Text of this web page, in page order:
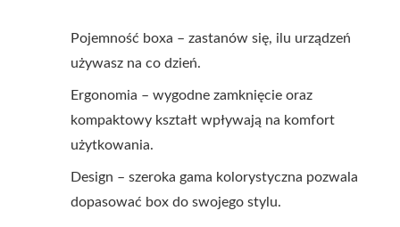
Pojemność boxa – zastanów się, ilu urządzeń
używasz na co dzień.
Ergonomia – wygodne zamknięcie oraz
kompaktowy kształt wpływają na komfort
użytkowania.
Design – szeroka gama kolorystyczna pozwala
dopasować box do swojego stylu.